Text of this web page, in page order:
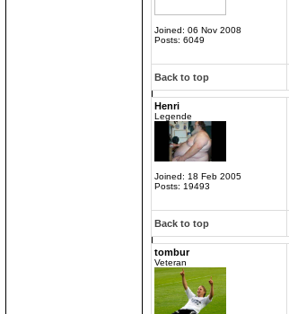
Joined: 06 Nov 2008
Posts: 6049
Back to top
Henri
Legende
Joined: 18 Feb 2005
Posts: 19493
Back to top
tombur
Veteran